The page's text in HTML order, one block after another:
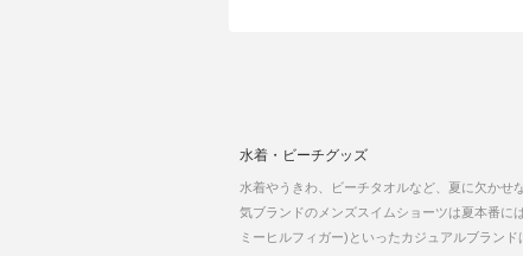
水着・ビーチグッズ
水着やうきわ、ビーチタオルなど、夏に欠かせ
気ブランドのメンズスイムショーツは夏本番に
ミーヒルフィガー)といったカジュアルブラン